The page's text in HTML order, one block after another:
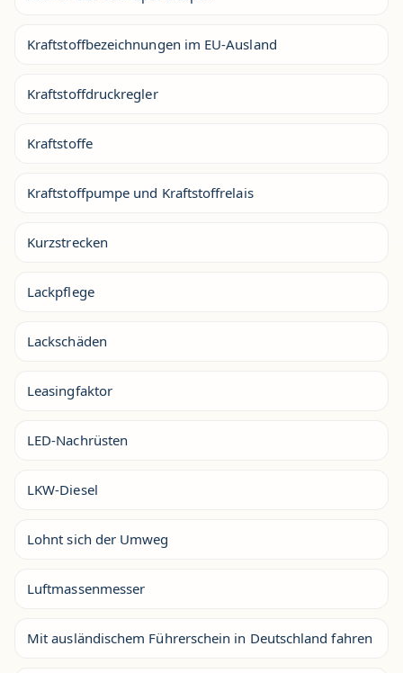
Kraftstoffbezeichnungen im EU-Ausland
Kraftstoffdruckregler
Kraftstoffe
Kraftstoffpumpe und Kraftstoffrelais
Kurzstrecken
Lackpflege
Lackschäden
Leasingfaktor
LED-Nachrüsten
LKW-Diesel
Lohnt sich der Umweg
Luftmassenmesser
Mit ausländischem Führerschein in Deutschland fahren